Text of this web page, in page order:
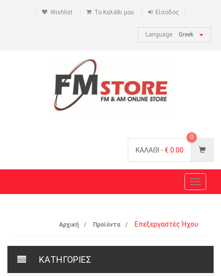
Wishlist Το Καλάθι μου Είσοδος
Language : Greek
ΚΑΛΑΘΙ - € 0.00
0
Toggle
Αρχική Προϊόντα Επεξεργαστές Ήχου
ΚΑΤΗΓΟΡΙΕΣ